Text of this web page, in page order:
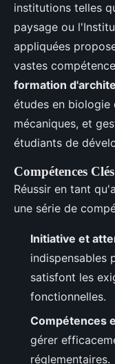
institutions telles
paysage ou
appliquées
vastes
formation
études en biologie
mécaniques, et
étudiants de
Compétences Clés
Réussir en tant
une série de
Initiative et
indispensables
satisfont les
fonctionnelles.
Compétences
gérer
réglementaires.